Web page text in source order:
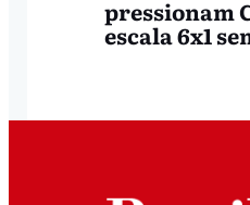
pressionam
escala 6x1